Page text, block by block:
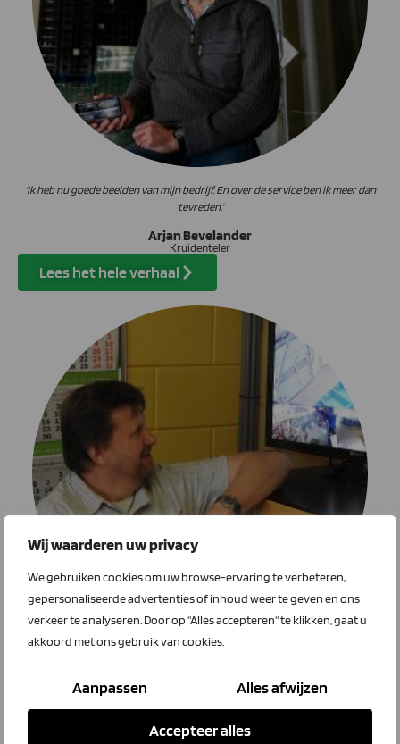
Wij waarderen uw privacy
We gebruiken cookies om uw browse-ervaring te verbeteren,
gepersonaliseerde advertenties of inhoud weer te geven en ons
verkeer te analyseren. Door op "Alles accepteren" te klikken, gaat u
akkoord met ons gebruik van cookies.
Aanpassen Alles afwijzen
Accepteer alles
‘Ik heb nu goede beelden van mijn bedrijf. En over de service ben ik meer dan
tevreden.’
Arjan Bevelander
Kruidenteler
Lees het hele verhaal
Rino Kaljouw
Lees het hele verhaal